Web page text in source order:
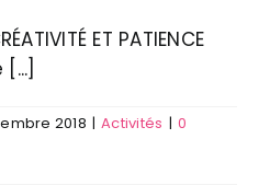
ET PATIENCE
2018 | Activités | 0